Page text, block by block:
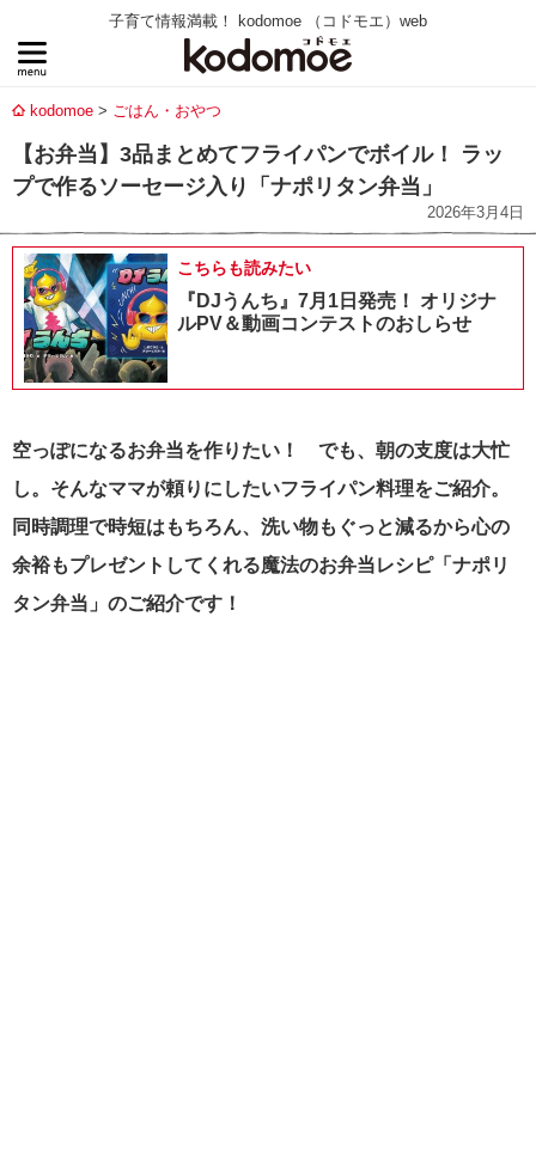
子育て情報満載！ kodomoe （コドモエ）web
kodomoe ごはん・おやつ
【お弁当】3品まとめてフライパンでボイル！ ラッ
プで作るソーセージ入り「ナポリタン弁当」
2026年3月4日
こちらも読みたい
『DJうんち』7月1日発売！ オリジナ
ルPV＆動画コンテストのおしらせ
空っぽになるお弁当を作りたい！ でも、朝の支度は大忙
し。そんなママが頼りにしたいフライパン料理をご紹介。
同時調理で時短はもちろん、洗い物もぐっと減るから心の
余裕もプレゼントしてくれる魔法のお弁当レシピ「ナポリ
タン弁当」のご紹介です！